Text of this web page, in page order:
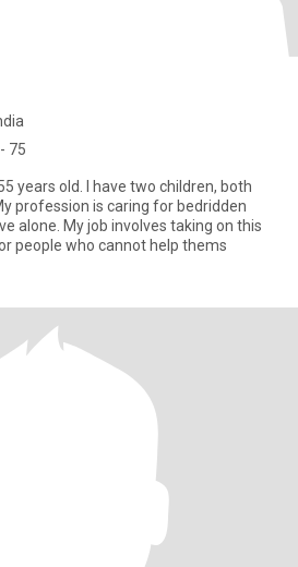
75
years old. I have two children, both
profession is caring for bedridden
alone. My job involves taking on this
people who cannot help thems